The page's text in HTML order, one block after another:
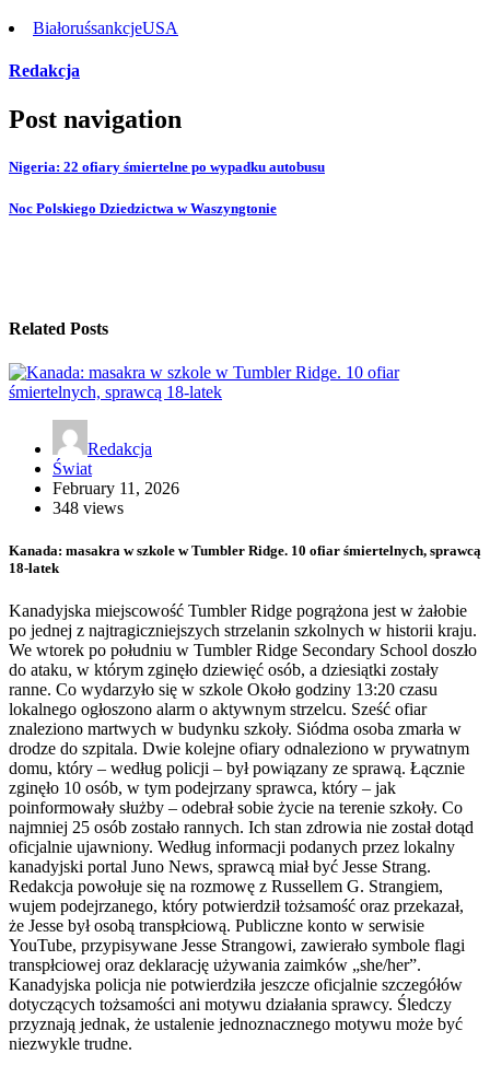
BiałoruśsankcjeUSA
Redakcja
Post navigation
Nigeria: 22 ofiary śmiertelne po wypadku autobusu
Noc Polskiego Dziedzictwa w Waszyngtonie
Related Posts
Redakcja
Świat
February 11, 2026
348 views
Kanada: masakra w szkole w Tumbler Ridge. 10 ofiar śmiertelnych, sprawcą
18-latek
Kanadyjska miejscowość Tumbler Ridge pogrążona jest w żałobie
po jednej z najtragiczniejszych strzelanin szkolnych w historii kraju.
We wtorek po południu w Tumbler Ridge Secondary School doszło
do ataku, w którym zginęło dziewięć osób, a dziesiątki zostały
ranne. Co wydarzyło się w szkole Około godziny 13:20 czasu
lokalnego ogłoszono alarm o aktywnym strzelcu. Sześć ofiar
znaleziono martwych w budynku szkoły. Siódma osoba zmarła w
drodze do szpitala. Dwie kolejne ofiary odnaleziono w prywatnym
domu, który – według policji – był powiązany ze sprawą. Łącznie
zginęło 10 osób, w tym podejrzany sprawca, który – jak
poinformowały służby – odebrał sobie życie na terenie szkoły. Co
najmniej 25 osób zostało rannych. Ich stan zdrowia nie został dotąd
oficjalnie ujawniony. Według informacji podanych przez lokalny
kanadyjski portal Juno News, sprawcą miał być Jesse Strang.
Redakcja powołuje się na rozmowę z Russellem G. Strangiem,
wujem podejrzanego, który potwierdził tożsamość oraz przekazał,
że Jesse był osobą transpłciową. Publiczne konto w serwisie
YouTube, przypisywane Jesse Strangowi, zawierało symbole flagi
transpłciowej oraz deklarację używania zaimków „she/her”.
Kanadyjska policja nie potwierdziła jeszcze oficjalnie szczegółów
dotyczących tożsamości ani motywu działania sprawcy. Śledczy
przyznają jednak, że ustalenie jednoznacznego motywu może być
niezwykle trudne.